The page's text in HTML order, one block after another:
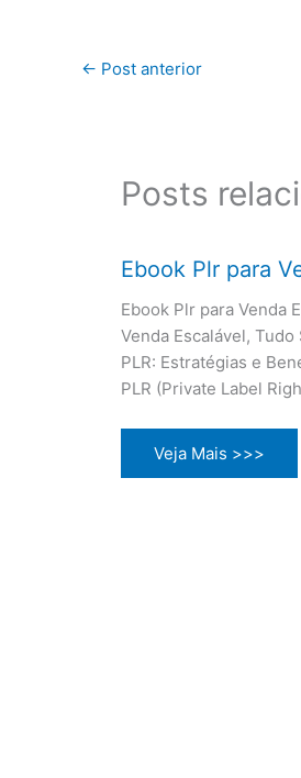
← Post anterior
Posts
Ebook Plr para
Ebook Plr para Venda
Venda Escalável,
PLR: Estratégias e
PLR (Private Label
Veja Mais >>>